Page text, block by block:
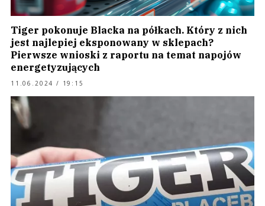
Tiger pokonuje Blacka na półkach. Który z nich
jest najlepiej eksponowany w sklepach?
Pierwsze wnioski z raportu na temat napojów
energetyzujących
11.06.2024 / 19:15